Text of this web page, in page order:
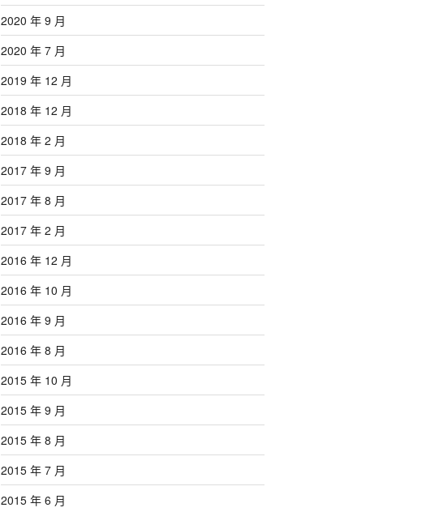
2020 年 9 月
2020 年 7 月
2019 年 12 月
2018 年 12 月
2018 年 2 月
2017 年 9 月
2017 年 8 月
2017 年 2 月
2016 年 12 月
2016 年 10 月
2016 年 9 月
2016 年 8 月
2015 年 10 月
2015 年 9 月
2015 年 8 月
2015 年 7 月
2015 年 6 月